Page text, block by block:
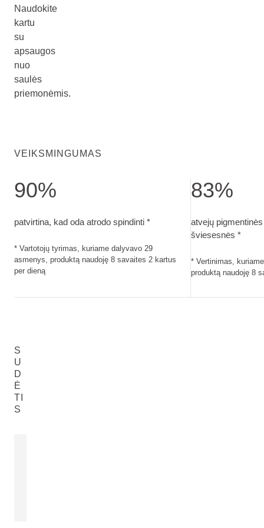
Naudokite
kartu
su
apsaugos
nuo
saulės
priemonėmis.
VEIKSMINGUMAS
90%
patvirtina, kad oda atrodo spindinti *
* Vartotojų tyrimas, kuriame dalyvavo 29
asmenys, produktą naudoję 8 savaites 2 kartus
per dieną
83%
atvejų
šviesesnės *
* Vertinimas,
produktą naudoję 8
S
U
D
Ė
TI
S